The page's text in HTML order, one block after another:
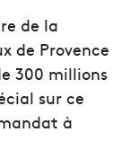
de la
de Provence
300 millions
sur ce
à